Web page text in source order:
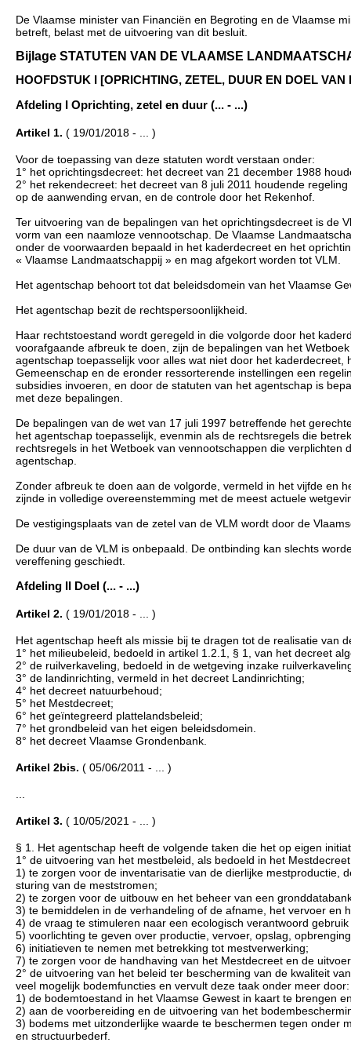
De Vlaamse minister van Financiën en Begroting en de Vlaamse
betreft, belast met de uitvoering van dit besluit.
Bijlage STATUTEN VAN DE VLAAMSE
HOOFDSTUK I [OPRICHTING, ZETEL, DUUR EN DOEL
Afdeling I Oprichting, zetel en duur (... - ...)
Artikel 1. ( 19/01/2018 - ... )
Voor de toepassing van deze statuten wordt verstaan onder:
1° het oprichtingsdecreet: het decreet van 21 december 1988
2° het rekendecreet: het decreet van 8 juli 2011 houdende
op de aanwending ervan, en de controle door het Rekenhof.
Ter uitvoering van de bepalingen van het oprichtingsdecreet is de
vorm van een naamloze vennootschap. De Vlaamse
onder de voorwaarden bepaald in het kaderdecreet en het
« Vlaamse Landmaatschappij » en mag afgekort worden tot VLM.
Het agentschap behoort tot dat beleidsdomein van het Vlaamse
Het agentschap bezit de rechtspersoonlijkheid.
Haar rechtstoestand wordt geregeld in die volgorde door het
voorafgaande afbreuk te doen, zijn de bepalingen van het
agentschap toepasselijk voor alles wat niet door het
Gemeenschap en de eronder ressorterende instellingen een
subsidies invoeren, en door de statuten van het agentschap is
met deze bepalingen.
De bepalingen van de wet van 17 juli 1997 betreffende het
het agentschap toepasselijk, evenmin als de rechtsregels die
rechtsregels in het Wetboek van vennootschappen die
agentschap.
Zonder afbreuk te doen aan de volgorde, vermeld in het vijfde en
zijnde in volledige overeenstemming met de meest actuele
De vestigingsplaats van de zetel van de VLM wordt door de
De duur van de VLM is onbepaald. De ontbinding kan slechts
vereffening geschiedt.
Afdeling II Doel (... - ...)
Artikel 2. ( 19/01/2018 - ... )
Het agentschap heeft als missie bij te dragen tot de realisatie van
1° het milieubeleid, bedoeld in artikel 1.2.1, § 1, van het decreet
2° de ruilverkaveling, bedoeld in de wetgeving inzake
3° de landinrichting, vermeld in het decreet Landinrichting;
4° het decreet natuurbehoud;
5° het Mestdecreet;
6° het geïntegreerd plattelandsbeleid;
7° het grondbeleid van het eigen beleidsdomein.
8° het decreet Vlaamse Grondenbank.
Artikel 2bis. ( 05/06/2011 - ... )
...
Artikel 3. ( 10/05/2021 - ... )
§ 1. Het agentschap heeft de volgende taken die het op eigen
1° de uitvoering van het mestbeleid, als bedoeld in het
1) te zorgen voor de inventarisatie van de dierlijke mestproductie,
sturing van de meststromen;
2) te zorgen voor de uitbouw en het beheer van een
3) te bemiddelen in de verhandeling of de afname, het vervoer en
4) de vraag te stimuleren naar een ecologisch verantwoord
5) voorlichting te geven over productie, vervoer, opslag,
6) initiatieven te nemen met betrekking tot mestverwerking;
7) te zorgen voor de handhaving van het Mestdecreet en de
2° de uitvoering van het beleid ter bescherming van de kwaliteit
veel mogelijk bodemfuncties en vervult deze taak onder meer door:
1) de bodemtoestand in het Vlaamse Gewest in kaart te brengen
2) aan de voorbereiding en de uitvoering van het
3) bodems met uitzonderlijke waarde te beschermen tegen onder
en structuurbederf.